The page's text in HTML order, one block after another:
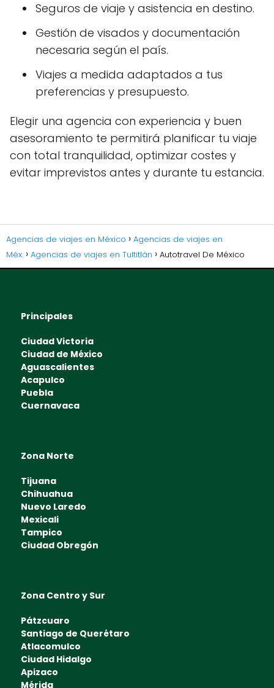
Seguros de viaje y asistencia en destino.
Gestión de visados y documentación
necesaria según el país.
Viajes a medida adaptados a tus
preferencias y presupuesto.
Elegir una agencia con experiencia y buen
asesoramiento te permitirá planificar tu viaje
con total tranquilidad, optimizar costes y
evitar imprevistos antes y durante tu estancia.
Agencias de viajes en México
Agencias de viajes en
Méx.
Agencias de viajes en Tultitlán Autotravel De México
Principales
Ciudad Victoria
Ciudad de México
Aguascalientes
Acapulco
Puebla
Cuernavaca
Zona Norte
Tijuana
Chihuahua
Nuevo Laredo
Mexicali
Tampico
Ciudad Obregón
Zona Centro y Sur
Pátzcuaro
Santiago de Querétaro
Atlacomulco
Ciudad Hidalgo
Apizaco
Mérida